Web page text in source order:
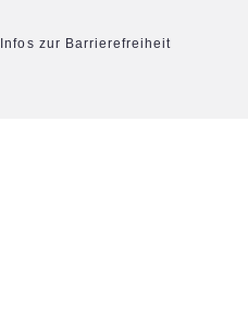
Infos zur Barrierefreiheit